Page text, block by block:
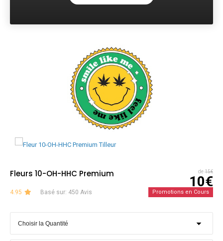
Fleurs 10-OH-HHC Premium de15€
10€
4.95 Basé sur: 450 Avis Promotions en Cours